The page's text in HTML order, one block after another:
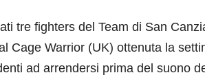
tre fighters del Team di San
Cage Warrior (UK) ottenuta la
ad arrendersi prima del suono